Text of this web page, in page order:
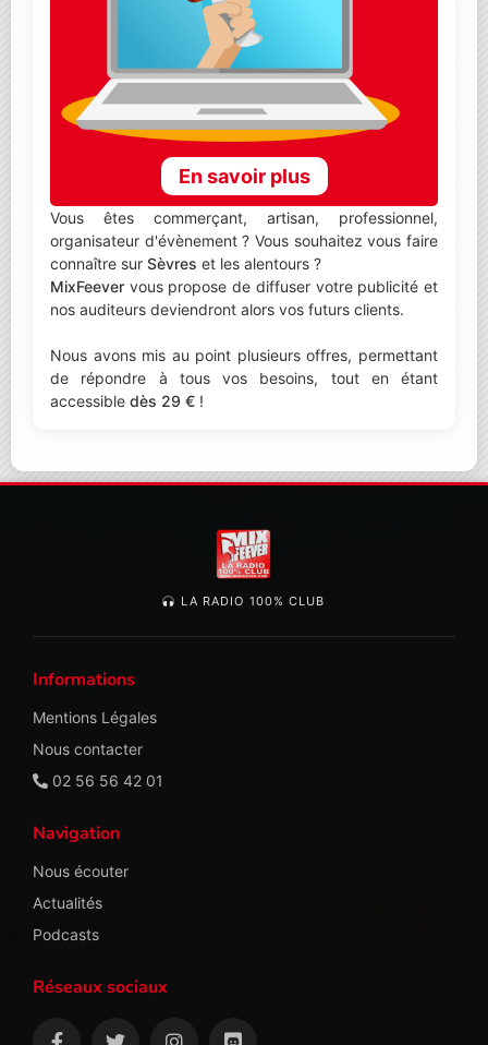
En savoir plus
Vous êtes commerçant, artisan, professionnel,
organisateur d'évènement ? Vous souhaitez vous faire
connaître sur Sèvres et les alentours ?
MixFeever vous propose de diffuser votre publicité et
nos auditeurs deviendront alors vos futurs clients.
Nous avons mis au point plusieurs offres, permettant
de répondre à tous vos besoins, tout en étant
accessible dès 29 € !
LA RADIO 100% CLUB
Informations
Mentions Légales
Nous contacter
02 56 56 42 01
Navigation
Nous écouter
Actualités
Podcasts
Réseaux sociaux